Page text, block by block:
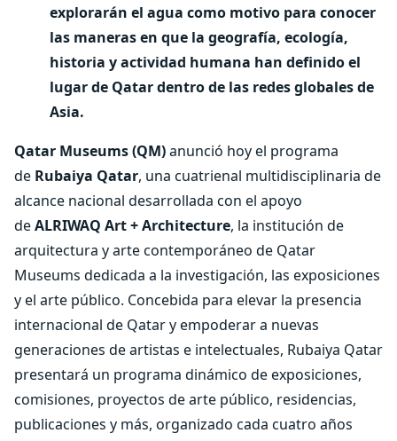
explorarán el agua como motivo para conocer
las maneras en que la geografía, ecología,
historia y actividad humana han definido el
lugar de Qatar dentro de las redes globales de
Asia.
Qatar Museums (QM)anunció hoy el programa
de Rubaiya Qatar, una cuatrienal multidisciplinaria de
alcance nacional desarrollada con el apoyo
deALRIWAQ Art + Architecture, la institución de
arquitectura y arte contemporáneo de Qatar
Museums dedicada a la investigación, las exposiciones
y el arte público. Concebida para elevar la presencia
internacional de Qatar y empoderar a nuevas
generaciones de artistas e intelectuales, Rubaiya Qatar
presentará un programa dinámico de exposiciones,
comisiones, proyectos de arte público, residencias,
publicaciones y más, organizado cada cuatro años